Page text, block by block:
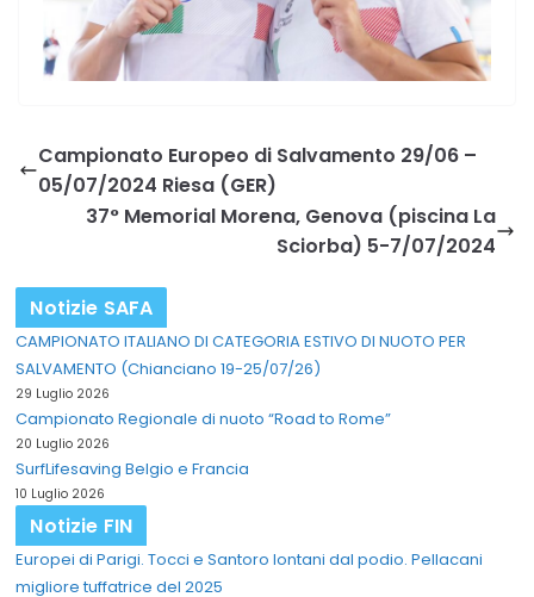
Campionato Europeo di Salvamento 29/06 –
05/07/2024 Riesa (GER)
37° Memorial Morena, Genova (piscina La
Sciorba) 5-7/07/2024
Notizie SAFA
CAMPIONATO ITALIANO DI CATEGORIA ESTIVO DI NUOTO PER
SALVAMENTO (Chianciano 19-25/07/26)
29 Luglio 2026
Campionato Regionale di nuoto “Road to Rome”
20 Luglio 2026
SurfLifesaving Belgio e Francia
10 Luglio 2026
Notizie FIN
Europei di Parigi. Tocci e Santoro lontani dal podio. Pellacani
migliore tuffatrice del 2025